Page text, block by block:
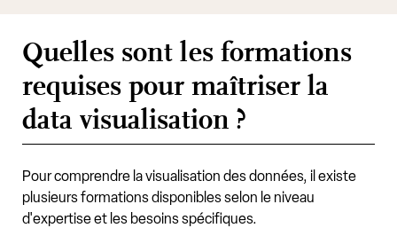
Quelles sont les formations
requises pour maîtriser la
data visualisation ?
Pour comprendre la visualisation des données, il existe
plusieurs formations disponibles selon le niveau
d'expertise et les besoins spécifiques.